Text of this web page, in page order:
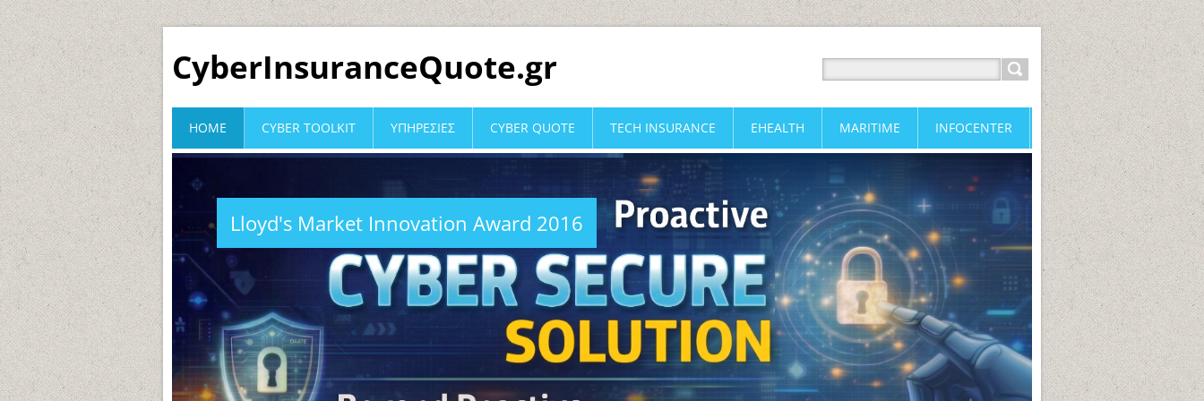
CyberInsuranceQuote.gr
Lloyd's Market Innovation Award 2016
HOME CYBER TOOLKIT ΥΠΗΡΕΣΙΕΣ CYBER QUOTE TECH INSURANCE EHEALTH MARITIME INFOCENTER